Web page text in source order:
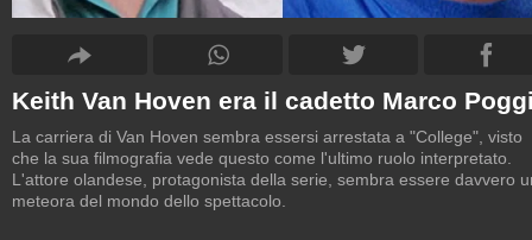
Keith Van Hoven era il cadetto Marco
La carriera di Van Hoven sembra essersi arrestata a "College", visto
che la sua filmografia vede questo come l'ultimo ruolo interpretato.
L'attore olandese, protagonista della serie, sembra essere davvero
meteora del mondo dello spettacolo.